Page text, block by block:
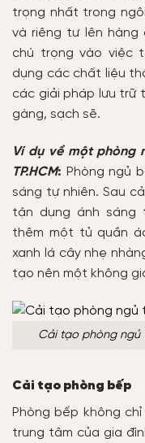
trọng nhất trong
và riêng tư lên hàng
chú trọng vào việc
dụng các chất liệu
các giải pháp lưu trữ
gàng, sạch sẽ.
Ví dụ về một phòng
TP.HCM: Phòng ngủ
sáng tự nhiên. Sau
tận dụng ánh
thêm một tủ quần
xanh lá cây nhẹ
tạo nên một không
Cải tạo phòng ngủ
Cải tạo phòng bếp
Phòng bếp không
trung tâm của gia